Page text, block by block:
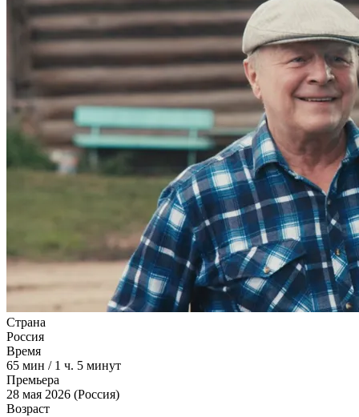
Страна
Россия
Время
65 мин / 1 ч. 5 минут
Премьера
28 мая 2026 (Россия)
Возраст